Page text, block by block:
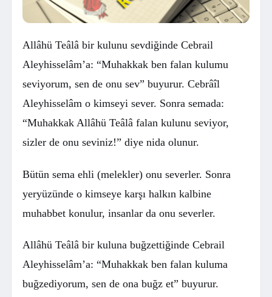
Allâhü Teâlâ bir kulunu sevdiğinde Cebrail
Aleyhisselâm’a: “Muhakkak ben falan kulumu
seviyorum, sen de onu sev” buyurur. Cebrâîl
Aleyhisselâm o kimseyi sever. Sonra semada:
“Muhakkak Allâhü Teâlâ falan kulunu seviyor,
sizler de onu seviniz!” diye nida olunur.
Bütün sema ehli (melekler) onu severler. Sonra
yeryüzünde o kimseye karşı halkın kalbine
muhabbet konulur, insanlar da onu severler.
Allâhü Teâlâ bir kuluna buğzettiğinde Cebrail
Aleyhisselâm’a: “Muhakkak ben falan kuluma
buğzediyorum, sen de ona buğz et” buyurur.